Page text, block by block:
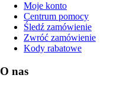
Moje konto
Centrum pomocy
Śledź zamówienie
Zwróć zamówienie
Kody rabatowe
O nas